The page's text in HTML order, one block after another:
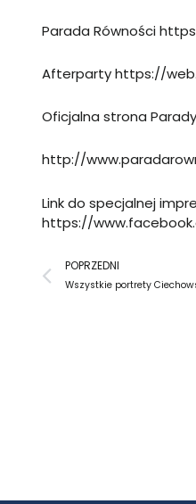
Parada Równości
Afterpartyhttps://
Oficjalna strona
http://
Link do specjalnej
https://
Prev
POPRZEDNI
Wszystkie portrety